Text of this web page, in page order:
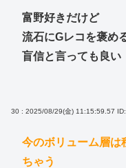
富野好きだけど
流石にGレコを褒め
盲信と言っても良い
30 : 2025/08/29(金) 11:15:59.57
今のボリューム層は
ちゃう